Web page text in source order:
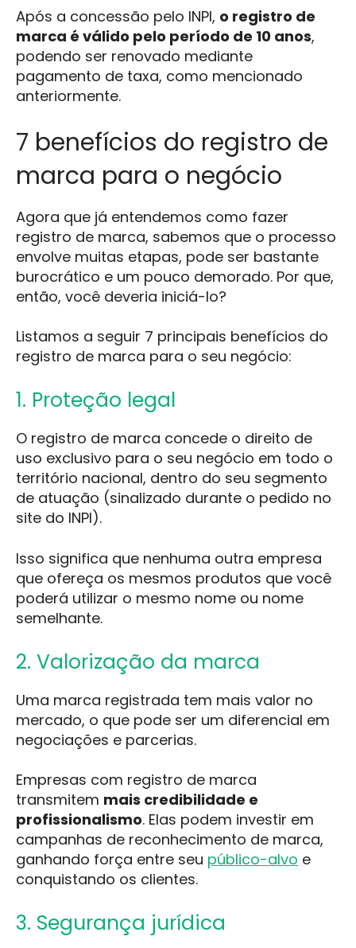
Após a concessão pelo INPI, o registro de
marca é válido pelo período de 10 anos,
podendo ser renovado mediante
pagamento de taxa, como mencionado
anteriormente.
7 benefícios do registro de
marca para o negócio
Agora que já entendemos como fazer
registro de marca, sabemos que o processo
envolve muitas etapas, pode ser bastante
burocrático e um pouco demorado. Por que,
então, você deveria iniciá-lo?
Listamos a seguir 7 principais benefícios do
registro de marca para o seu negócio:
1. Proteção legal
O registro de marca concede o direito de
uso exclusivo para o seu negócio em todo o
território nacional, dentro do seu segmento
de atuação (sinalizado durante o pedido no
site do INPI).
Isso significa que nenhuma outra empresa
que ofereça os mesmos produtos que você
poderá utilizar o mesmo nome ou nome
semelhante.
2. Valorização da marca
Uma marca registrada tem mais valor no
mercado, o que pode ser um diferencial em
negociações e parcerias.
Empresas com registro de marca
transmitem mais credibilidade e
profissionalismo. Elas podem investir em
campanhas de reconhecimento de marca,
ganhando força entre seu público-alvo e
conquistando os clientes.
3. Segurança jurídica